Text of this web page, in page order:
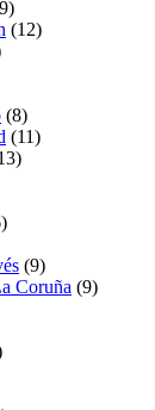
(12)
(8)
(11)
(9)
Coruña (9)